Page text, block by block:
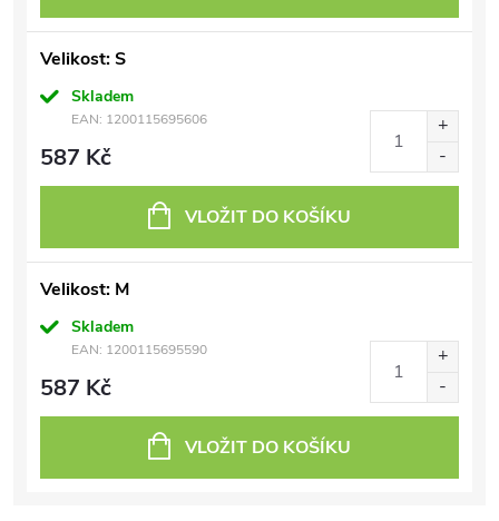
Velikost: S
Skladem
EAN: 1200115695606
587 Kč
VLOŽIT DO KOŠÍKU
Velikost: M
Skladem
EAN: 1200115695590
587 Kč
VLOŽIT DO KOŠÍKU